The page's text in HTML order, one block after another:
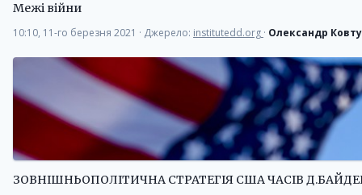
Межі війни
10:10, 11-го березня 2021 · Джерело: institutedd.org · Олександр
ЗОВНІШНЬОПОЛІТИЧНА СТРАТЕГІЯ США ЧАСІВ